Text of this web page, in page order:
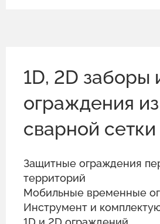
1D, 2D заборы
ограждения из
сварной сетки
Защитные ограждения
территорий
Мобильные временные
Инструмент и